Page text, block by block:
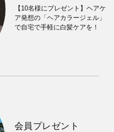
【10名様にプレゼント】ヘアケ
ア発想の「ヘアカラージェル」
で自宅で手軽に白髪ケアを！
会員プレゼント